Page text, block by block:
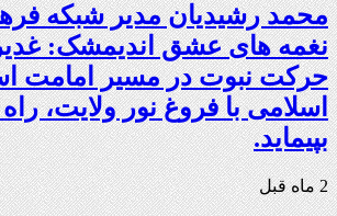
محمد رشیدیان مدیر شبکه
نغمه های عشق اندیمشک:
حرکت نبوت در مسیر امامت
اسلامی با فروغ نور ولایت،
بپیماید.
2 ماه قبل